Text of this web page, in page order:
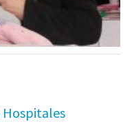
Hospitales